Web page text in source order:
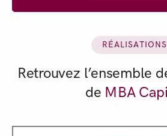
RÉALISATIONS
Retrouvez l’ensemble
de MBA